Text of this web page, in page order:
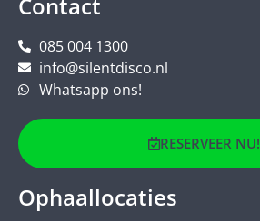
085 004 1300
info@silentdisco.nl
Whatsapp ons!
RESERVEER NU!
Ophaallocaties